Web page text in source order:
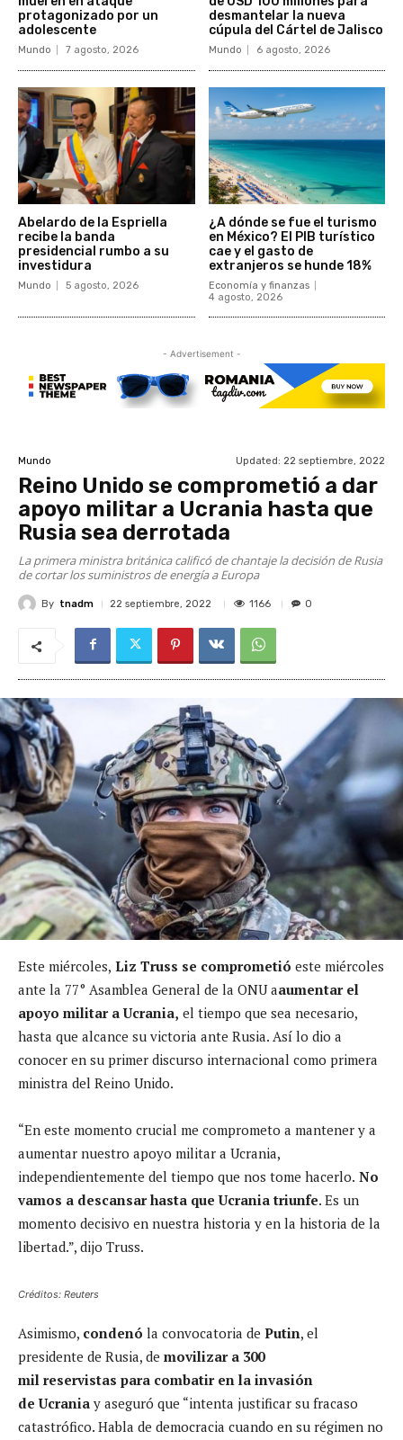
protagonizado por un
adolescente
Mundo 7 agosto, 2026
desmantelar la nueva
cúpula del Cártel de Jalisco
Mundo 6 agosto, 2026
Abelardo de la Espriella
recibe la banda
presidencial rumbo a su
investidura
Mundo 5 agosto, 2026
¿A dónde se fue el turismo
en México? El PIB turístico
cae y el gasto de
extranjeros se hunde 18%
Economía y finanzas
4 agosto, 2026
- Advertisement -